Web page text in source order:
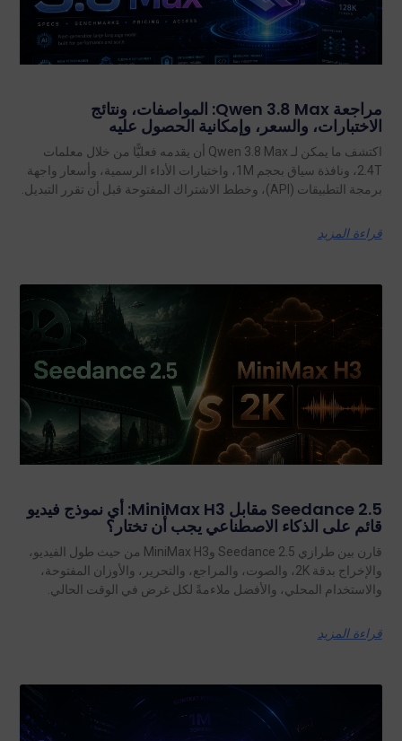
مراجعة Qwen 3.8 Max: المواصفات، ونتائج
الاختبارات، والسعر، وإمكانية الحصول عليه
اكتشف ما يمكن لـ Qwen 3.8 Max أن يقدمه فعليًّا من خلال معلمات
2.4T، ونافذة سياق بحجم 1M، واختبارات الأداء الرسمية، وأسعار واجهة
برمجة التطبيقات (API)، وخطط الاشتراك المفتوحة قبل أن تقرر التبديل.
قراءة المزيد
Seedance 2.5 مقابل MiniMax H3: أي نموذج فيديو
قائم على الذكاء الاصطناعي يجب أن تختار؟
قارن بين طرازي Seedance 2.5 وMiniMax H3 من حيث طول الفيديو،
والإخراج بدقة 2K، والصوت، والمراجع، والتحرير، والأوزان المفتوحة،
والاستخدام المحلي، والأفضل ملاءمةً لكل غرض في الوقت الحالي.
قراءة المزيد